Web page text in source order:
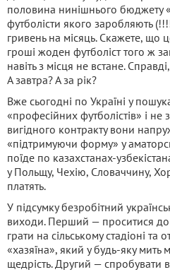
половина нинішнього бюджету
футболісти якого заробляють
гривень на місяць. Скажете, що
гроші жоден футболіст того ж
навіть з місця не встане.
А завтра? А за рік?
Вже сьогодні по Україні у
«професійних футболістів» і не
вигідного контракту вони
«підтримуючи форму» у
поїде по казахстанах-
у Польщу, Чехію, Словаччину,
платять.
У підсумку безробітний
виходи. Перший — проситися до
грати на сільському стадіоні
«хазяїна», який у будь-яку
щедрість. Другий — спробувати